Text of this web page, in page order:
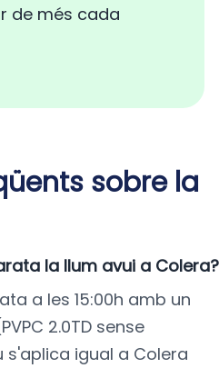
de més cada
sobre la
la llum avui a Colera?
a les 15:00h amb un
2.0TD sense
igual a Colera